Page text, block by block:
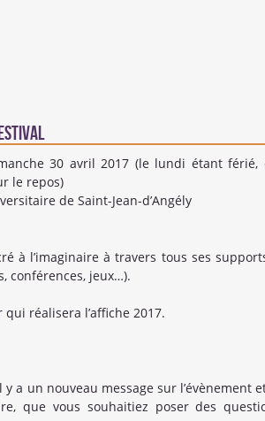
30 avril 2017 (le lundi étant férié,
le repos)
de Saint-Jean-d’Angély
à l’imaginaire à travers tous ses
conférences, jeux…).
réalisera l’affiche 2017.
a un nouveau message sur l’évènement
que vous souhaitiez poser des